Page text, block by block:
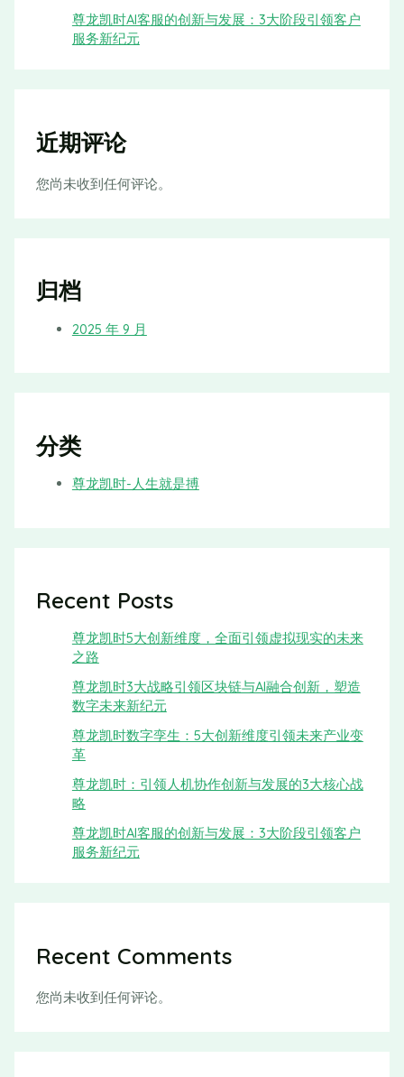
尊龙凯时AI客服的创新与发展：3大阶段引领客户
服务新纪元
近期评论
您尚未收到任何评论。
归档
2025 年 9 月
分类
尊龙凯时-人生就是搏
Recent Posts
尊龙凯时5大创新维度，全面引领虚拟现实的未来
之路
尊龙凯时3大战略引领区块链与AI融合创新，塑造
数字未来新纪元
尊龙凯时数字孪生：5大创新维度引领未来产业变
革
尊龙凯时：引领人机协作创新与发展的3大核心战
略
尊龙凯时AI客服的创新与发展：3大阶段引领客户
服务新纪元
Recent Comments
您尚未收到任何评论。